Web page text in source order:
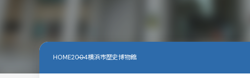
HOME2004横浜市歴史博物館